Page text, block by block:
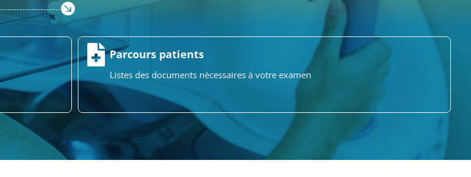

 Parcours patients
Listes des documents nécessaires à votre examen